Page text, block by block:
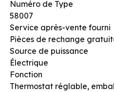
Numéro de Type
58007
Service après-vente fourni
Pièces de rechange
Source de puissance
Électrique
Fonction
Thermostat réglable,